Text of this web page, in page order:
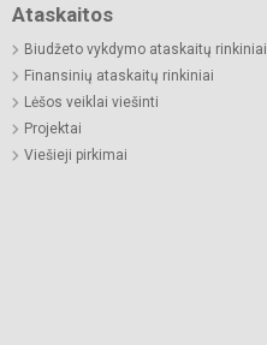
Ataskaitos
Biudžeto vykdymo ataskaitų rinkiniai
Finansinių ataskaitų rinkiniai
Lėšos veiklai viešinti
Projektai
Viešieji pirkimai